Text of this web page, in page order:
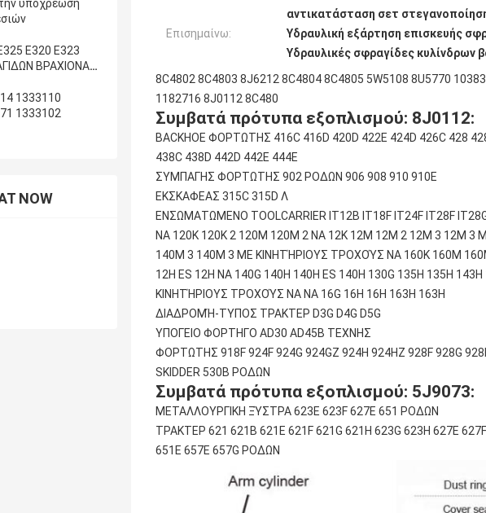
υποχρέωση
E320 E323
ΒΡΑΧΙΟΝΑ
1333110
1333102
NOW
Επισημαίνω:
αντικατάσταση σετ
Υδραυλική εξάρτηση επισκευής
Υδραυλικές σφραγίδες κυλίνδρων
8C4802 8C4803 8J6212 8C4804 8C4805 5W5108 8U5770
1182716 8J0112 8C480
Συμβατά πρότυπα εξοπλισμού: 8J0112:
BACKHOE ΦΟΡΤΩΤΗΣ 416C 416D 420D 422E 424D 426C 428
438C 438D 442D 442E 444E
ΣΥΜΠΑΓΗΣ ΦΟΡΤΩΤΗΣ 902 ΡΟΔΩΝ 906 908 910 910E
ΕΚΣΚΑΦΕΑΣ 315C 315D Λ
ΕΝΣΩΜΑΤΩΜΕΝΟ TOOLCARRIER IT12B IT18F IT24F IT28F
NA 120K 120K 2 120M 120M 2 NA 12K 12M 12M 2 12M 3 12M
140M 3 140M 3 ΜΕ ΚΙΝΗΤΉΡΙΟΥΣ ΤΡΟΧΟΎΣ NA 160K 160M
12H ES 12H NA 140G 140H 140H ES 140H 130G 135H 135H
ΚΙΝΗΤΉΡΙΟΥΣ ΤΡΟΧΟΎΣ NA NA 16G 16H 16H 163H 163H
ΔΙΑΔΡΟΜΉ-ΤΥΠΟΣ ΤΡΑΚΤΕΡ D3G D4G D5G
ΥΠΟΓΕΙΟ ΦΟΡΤΗΓΟ AD30 AD45B ΤΕΧΝΗΣ
ΦΟΡΤΩΤΗΣ 918F 924F 924G 924GZ 924H 924HZ 928F 928G
SKIDDER 530B ΡΟΔΩΝ
Συμβατά πρότυπα εξοπλισμού: 5J9073:
ΜΕΤΑΛΛΟΥΡΓΙΚΗ ΞΎΣΤΡΑ 623E 623F 627E 651 ΡΟΔΩΝ
ΤΡΑΚΤΕΡ 621 621B 621E 621F 621G 621H 623G 623H 627E
651E 657E 657G ΡΟΔΩΝ